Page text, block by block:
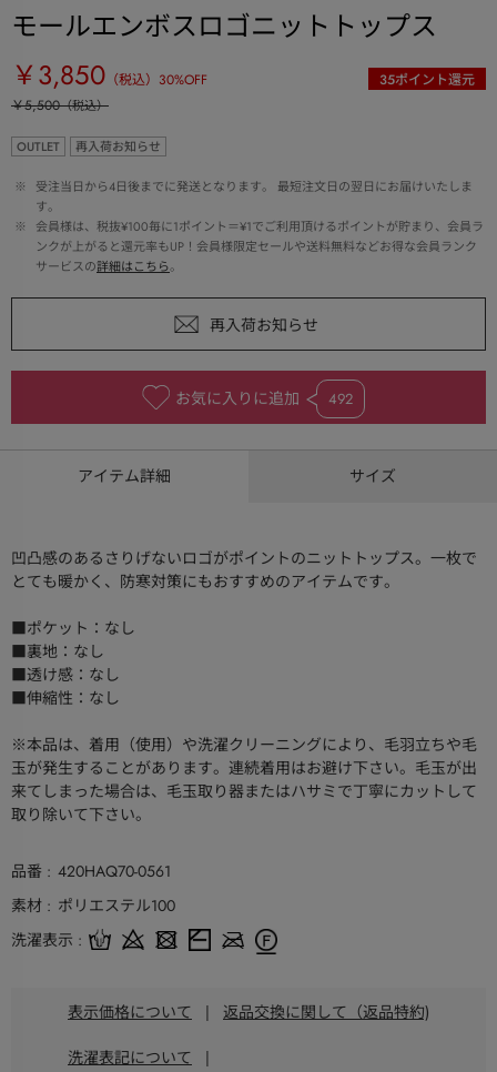
モールエンボスロゴニットトップス
￥3,850 （税込） 30%OFF 35ポイント還元
￥5,500（税込）
OUTLET 再入荷お知らせ
※
受注当日から4日後までに発送となります。 最短注文日の翌日にお届けいたしま
す。
※
会員様は、税抜¥100毎に1ポイント＝¥1でご利用頂けるポイントが貯まり、会員ラ
ンクが上がると還元率もUP！会員様限定セールや送料無料などお得な会員ランク
サービスの詳細はこちら。
お気に入りに追加 492
アイテム詳細 サイズ
凹凸感のあるさりげないロゴがポイントのニットトップス。一枚で
とても暖かく、防寒対策にもおすすめのアイテムです。
■ポケット：なし
■裏地：なし
■透け感：なし
■伸縮性：なし
※本品は、着用（使用）や洗濯クリーニングにより、毛羽立ちや毛
玉が発生することがあります。連続着用はお避け下さい。毛玉が出
来てしまった場合は、毛玉取り器またはハサミで丁寧にカットして
取り除いて下さい。
品番
420HAQ70-0561
素材
ポリエステル100
洗濯表示
表示価格について | 返品交換に関して（返品特約)
洗濯表記について |